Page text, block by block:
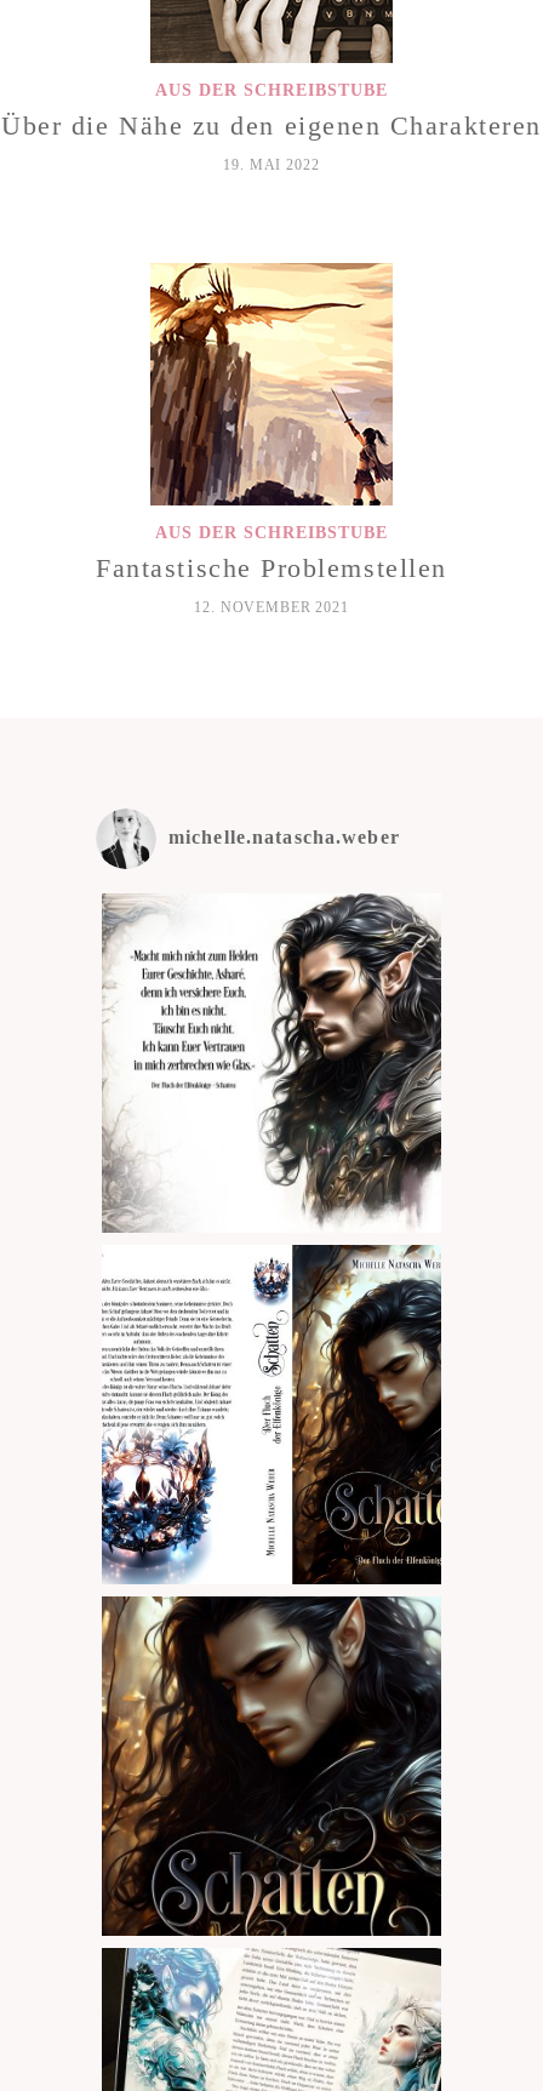
AUS DER SCHREIBSTUBE
Über die Nähe zu den eigenen Charakteren
19. MAI 2022
AUS DER SCHREIBSTUBE
Fantastische Problemstellen
12. NOVEMBER 2021
michelle.natascha.weber